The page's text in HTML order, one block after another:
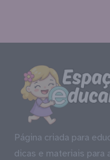
Página criada para
dicas e materiais para